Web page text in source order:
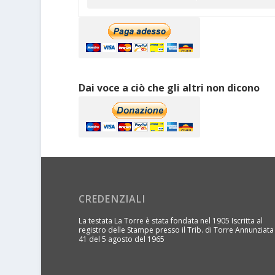
Dai voce a ciò che gli altri non dicono
CREDENZIALI
La testata La Torre è stata fondata nel 1905 Iscritta al
registro delle Stampe presso il Trib. di Torre
41 del 5 agosto del 1965